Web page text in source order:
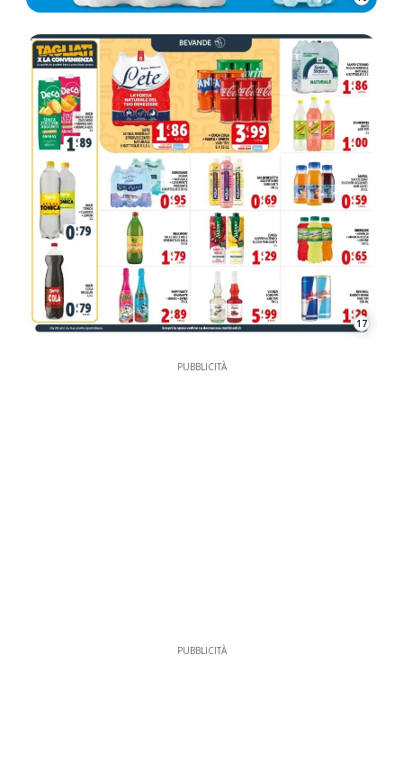
17
PUBBLICITÀ
PUBBLICITÀ